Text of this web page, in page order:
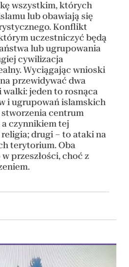
wszystkim, których
lub obawiają się
Konflikt
uczestniczyć będą
lub ugrupowania
cywilizacja
Wyciągając wnioski
przewidywać dwa
jeden to rosnąca
i ugrupowań islamskich
centrum
czynnikiem tej
drugi – to ataki na
terytorium. Oba
przeszłości, choć z